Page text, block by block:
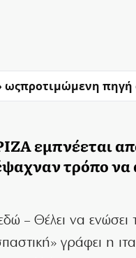
ωςπροτιμώμενη πηγή
εμπνέεται
τρόπο
– Θέλει να ενώσει
γράφει η